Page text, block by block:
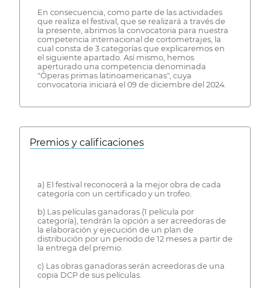
En consecuencia, como parte de las actividades
que realiza el festival, que se realizará a través de
la presente, abrimos la convocatoria para nuestra
competencia internacional de cortometrajes, la
cual consta de 3 categorías que explicaremos en
el siguiente apartado. Así mismo, hemos
aperturado una competencia denominada
"Óperas primas latinoamericanas", cuya
convocatoria iniciará el 09 de diciembre del 2024.
Premios y calificaciones
a) El festival reconocerá a la mejor obra de cada
categoría con un certificado y un trofeo.
b) Las películas ganadoras (1 película por
categoría), tendrán la opción a ser acreedoras de
la elaboración y ejecución de un plan de
distribución por un periodo de 12 meses a partir de
la entrega del premio.
c) Las obras ganadoras serán acreedoras de una
copia DCP de sus películas.